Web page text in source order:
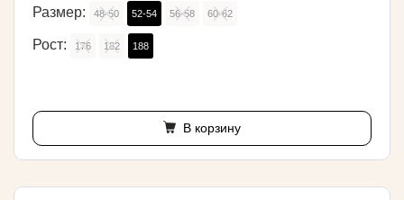
Размер: 48-50 52-54 56-58 60-62
Рост: 176 182 188
В корзину